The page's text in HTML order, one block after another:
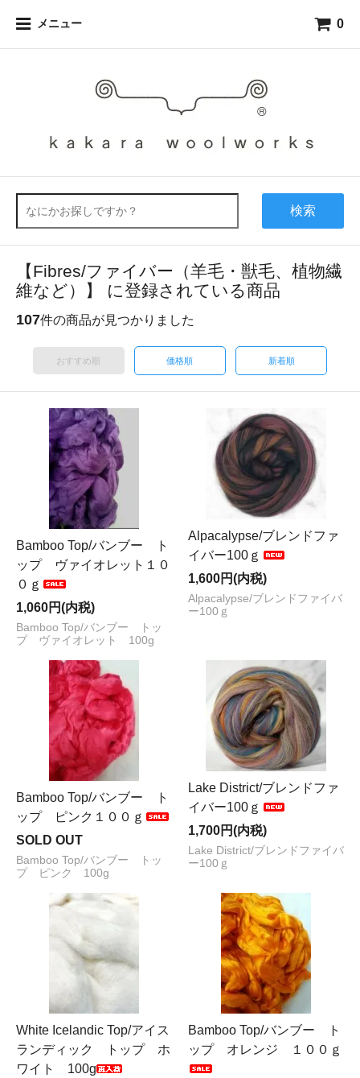
メニュー 0
検索
【Fibres/ファイバー（羊毛・獣毛、植物繊
維など）】 に登録されている商品
107件の商品が見つかりました
おすすめ順 価格順 新着順
Bamboo Top/バンブー ト
ップ ヴァイオレット１０
０ｇ
1,060円(内税)
Bamboo Top/バンブー トッ
プ ヴァイオレット 100g
Alpacalypse/ブレンドファ
イバー100ｇ
1,600円(内税)
Alpacalypse/ブレンドファイバ
ー100ｇ
Bamboo Top/バンブー ト
ップ ピンク１００ｇ
SOLD OUT
Bamboo Top/バンブー トッ
プ ピンク 100g
Lake District/ブレンドファ
イバー100ｇ
1,700円(内税)
Lake District/ブレンドファイバ
ー100ｇ
White Icelandic Top/アイス
ランディック トップ ホ
ワイト 100g
Bamboo Top/バンブー ト
ップ オレンジ １００ｇ